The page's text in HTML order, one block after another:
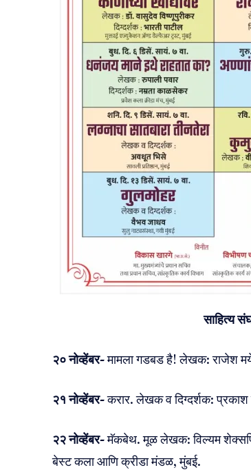
साहित्य
२० नोव्हेंबर-मामला गडबड है! लेखक: राजेश
२१ नोव्हेंबर-करार. लेखक व दिग्दर्शक:
२२ नोव्हेंबर-मॅकबेथ. मूळ लेखक: विल्यम
बेस्ट कला आणि क्रीडा मंडळ, मुंबई.